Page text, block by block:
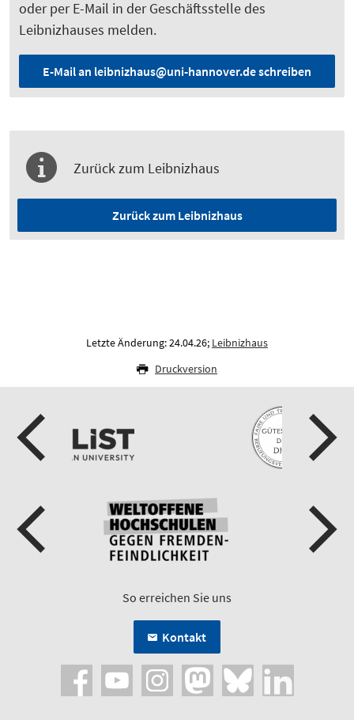
oder per E-Mail in der Geschäftsstelle des
Leibnizhauses melden.
E-Mail an leibnizhaus@uni-hannover.de schreiben
Zurück zum Leibnizhaus
Zurück zum Leibnizhaus
Letzte Änderung: 24.04.26; Leibnizhaus
Druckversion
So erreichen Sie uns
Kontakt